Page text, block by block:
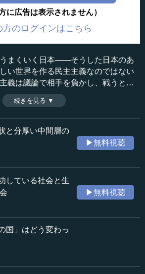
に広告は表示されません）
方のログインはこちら
まくいく日本――そうした日本のあ
い世界を作る民主主義なのではない
義は議論で相手を負かし、戦うとい
民主主義である。かつて民主主義の
「金まみれの自己責任」に変わって
対する不満が特にプアホワイトの人
にたまっている。アメリカで大事件
らである。（全8話中第7話）
藏孝之（テンミニッツTV論説主幹）
22日
日
のあり方が「新しい民主主義」
えたら、日本が外交下手だといえば
いい結果にはならなかったわけです
て…。
続きを見る ▼
と分厚い中間層の
▶無料視聴
している社会と生
▶無料視聴
国」はどう変わっ